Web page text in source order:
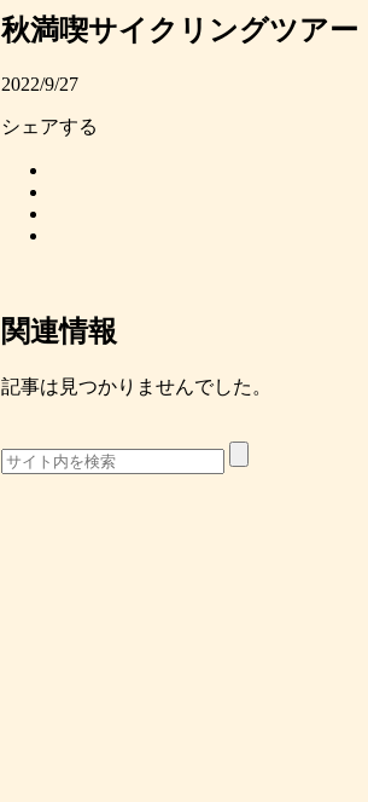
秋満喫サイクリングツアー
2022/9/27
シェアする
関連情報
記事は見つかりませんでした。